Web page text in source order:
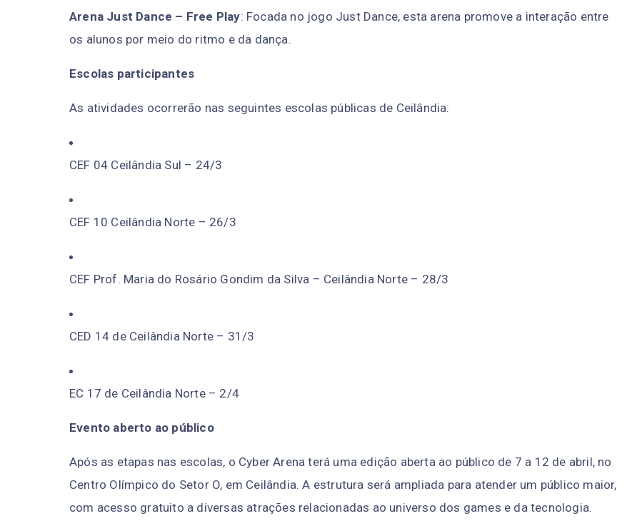
Arena Just Dance – Free Play: Focada no jogo Just Dance, esta arena promove a interação entre
os alunos por meio do ritmo e da dança.
Escolas participantes
As atividades ocorrerão nas seguintes escolas públicas de Ceilândia:
CEF 04 Ceilândia Sul – 24/3
CEF 10 Ceilândia Norte – 26/3
CEF Prof. Maria do Rosário Gondim da Silva – Ceilândia Norte – 28/3
CED 14 de Ceilândia Norte – 31/3
EC 17 de Ceilândia Norte – 2/4
Evento aberto ao público
Após as etapas nas escolas, o Cyber Arena terá uma edição aberta ao público de 7 a 12 de abril, no
Centro Olímpico do Setor O, em Ceilândia. A estrutura será ampliada para atender um público maior,
com acesso gratuito a diversas atrações relacionadas ao universo dos games e da tecnologia.